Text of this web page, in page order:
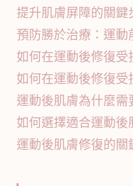
提升肌膚屏障的關鍵
預防勝於治療：運動
如何在運動後修復受
如何在運動後修復受
運動後肌膚為什麼需
如何選擇適合運動後
運動後肌膚修復的關